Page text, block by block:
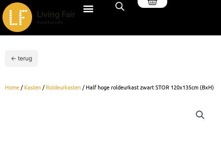
Ga
naar
de
inhoud
← terug
Home /Kasten /Roldeurkasten / Half hoge roldeurkast zwart STOR 120x135cm (BxH)